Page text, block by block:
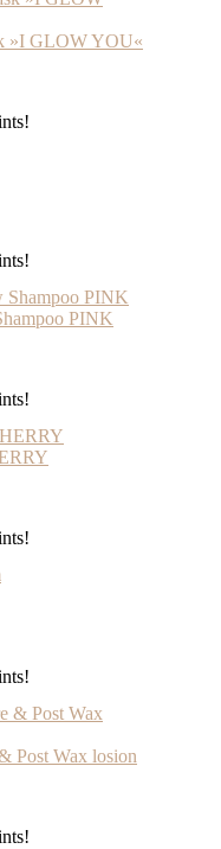
»I GLOW YOU«
PINK
Post Wax losion